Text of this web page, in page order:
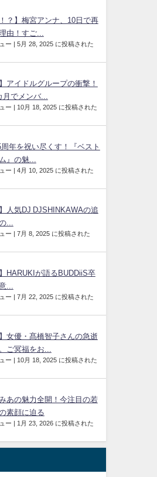
！？】梅宮アンナ、10日で再
由！すご...
ー | 5月 28, 2025 に投稿された
アイドルグループの衝撃！
月でメンバ...
ー | 10月 18, 2025 に投稿された
年を祝い尽くす！『ベスト
』の魅...
ー | 4月 10, 2025 に投稿された
】人気DJ DJSHINKAWAの追
...
ー | 7月 8, 2025 に投稿された
】HARUKIが語るBUDDiiS卒
...
ー | 7月 22, 2025 に投稿された
】女優・髙橋智子さんの急逝
ご冥福をお...
ー | 10月 18, 2025 に投稿された
あの魅力全開！今注目の若
素顔に迫る
ー | 1月 23, 2026 に投稿された